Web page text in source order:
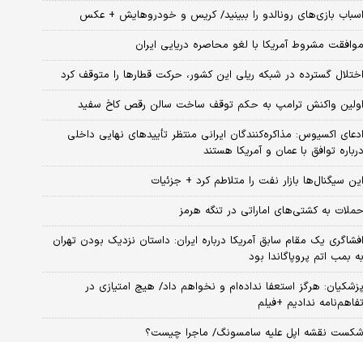
اسباب‌ بازی‌های رونالدو را ببینید/ کریس و خودروهایش + عکس
موافقت مشروط آمریکا با لغو محاصره دریایی ایران
اختلال گسترده در شبکه ریلی این کشور، حرکت قطارها را متوقف کرد
اولین واکنش ترامپ به حکم توقف ساخت سالن رقص کاخ سفید
ادعای اکسیوس: مذاکره‌کنندگان ایرانی منتظر تأییدهای نهایی داخلی
درباره توافق با عمان و آمریکا هستند
این سیگنال‌ها بازار نفت را متلاطم کرد + جزئیات
حملات به کشتی‌های اماراتی در تنگه هرمز
افشاگری یک مقام سابق آمریکا درباره ایران: داستان نزدیک بودن تهران
به بمب اتم پروپاگاندا بود
پزشکیان: هرگز استعفا نداده‌ام و نخواهم داد/ هیچ امتیازی در
تفاهم‌نامه ندادیم +فیلم
شکست نقشه اپل علیه سامسونگ/ ماجرا چیست؟